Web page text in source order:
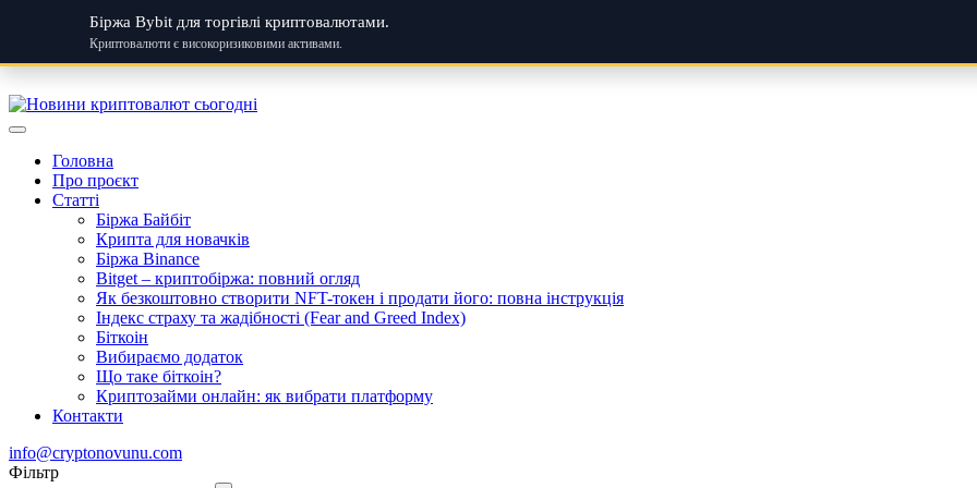
Біржа Bybit для торгівлі криптовалютами.
Криптовалюти є високоризиковими активами.
to
content
Головна
Про проєкт
Статті
Біржа Байбіт
Крипта для новачків
Біржа Binance
Bitget – криптобіржа: повний огляд
Як безкоштовно створити NFT-токен і продати його: повна інструкція
Індекс страху та жадібності (Fear and Greed Index)
Біткоін
Вибираємо додаток
Що таке біткоін?
Криптозайми онлайн: як вибрати платформу
Контакти
info@cryptonovunu.com
Фiльтр